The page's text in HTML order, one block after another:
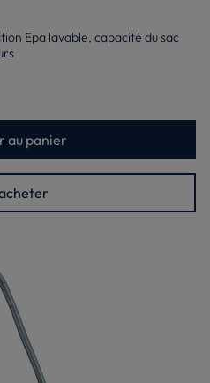
Epa lavable, capacité du sac
au panier